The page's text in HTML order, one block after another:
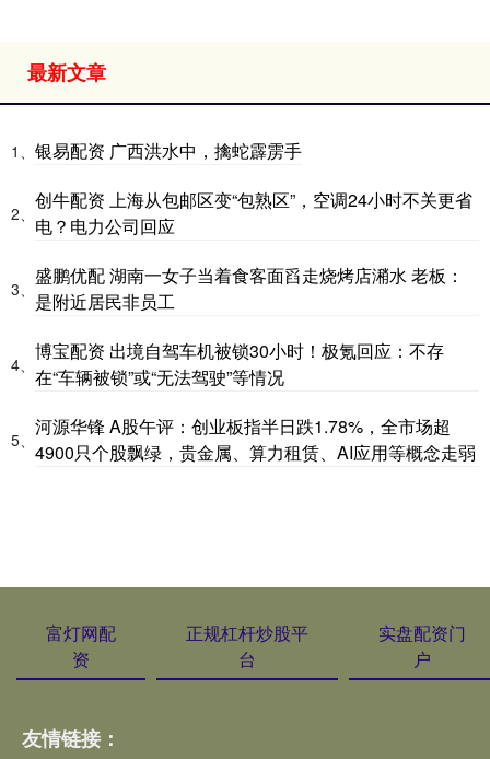
最新文章
1、 银易配资 广西洪水中，擒蛇霹雳手
2、
创牛配资 上海从包邮区变“包熟区”，空调24小时不关更省
电？电力公司回应
3、
盛鹏优配 湖南一女子当着食客面舀走烧烤店潲水 老板：
是附近居民非员工
4、
博宝配资 出境自驾车机被锁30小时！极氪回应：不存
在“车辆被锁”或“无法驾驶”等情况
5、
河源华锋 A股午评：创业板指半日跌1.78%，全市场超
4900只个股飘绿，贵金属、算力租赁、AI应用等概念走弱
富灯网配
资
正规杠杆炒股平
台
实盘配资门
户
友情链接：